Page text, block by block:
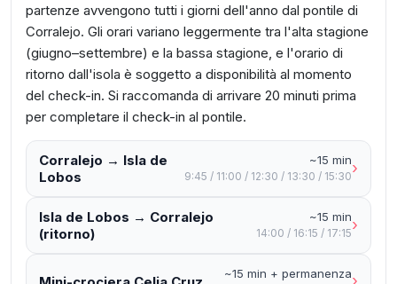
partenze avvengono tutti i giorni dell'anno dal pontile di
Corralejo. Gli orari variano leggermente tra l'alta stagione
(giugno–settembre) e la bassa stagione, e l'orario di
ritorno dall'isola è soggetto a disponibilità al momento
del check-in. Si raccomanda di arrivare 20 minuti prima
per completare il check-in al pontile.
Corralejo → Isla de
Lobos
~15 min
9:45 / 11:00 / 12:30 / 13:30 / 15:30›
Isla de Lobos → Corralejo
(ritorno)
~15 min
14:00 / 16:15 / 17:15›
~15 min + permanenza